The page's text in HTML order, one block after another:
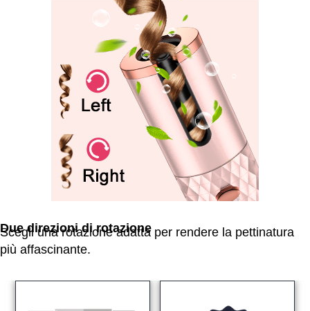
Due direzioni di rotazione
Scegli una rotazione adatta per rendere la pettinatura
più affascinante.